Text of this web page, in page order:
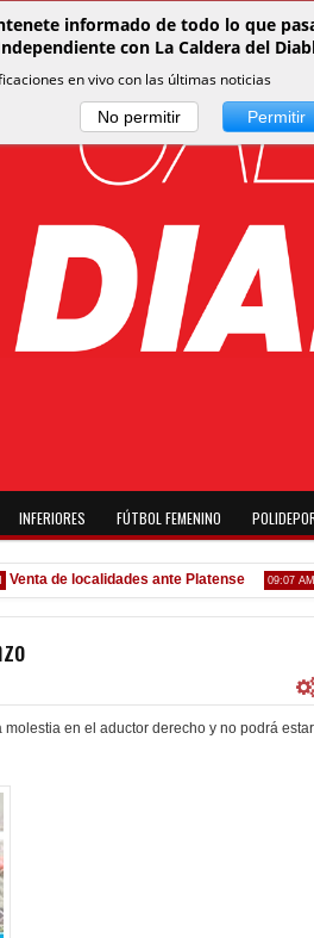
INFERIORES FÚTBOL FEMENINO
de localidades ante Platense 09:07 AM
en el aductor derecho y no podrá estar
informado de todo lo que
con La Caldera del
en vivo con las últimas noticias
No permitir Permitir